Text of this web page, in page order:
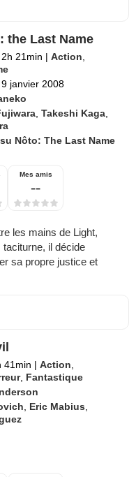
the Last Name
2h 21min | Action
9 janvier 2008
,Takeshi Kaga
Nôto: The Last Name
Mes amis
--
les mains de Light,
il décide
sa propre justice et
41min | Action
, Fantastique
Eric Mabius